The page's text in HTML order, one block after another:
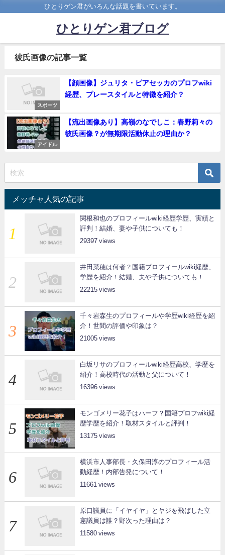
ひとりゲン君がいろんな話題を書いています。
ひとりゲン君ブログ
彼氏画像の記事一覧
スポーツ
【顔画像】ジュリタ・ピアセッカのプロフwiki
経歴、プレースタイルと特徴を紹介？
アイドル
【流出画像あり】高嶺のなでしこ：春野莉々の
彼氏画像？が無期限活動休止の理由か？
メッチャ人気の記事
関根和也のプロフィールwiki経歴学歴、実績と
評判！結婚、妻や子供についても！
29397
井田菜穂は何者？国籍プロフィールwiki経歴、
学歴を紹介！結婚、夫や子供についても！
22215
千々岩森生のプロフィールや学歴wiki経歴を紹
介！世間の評価や印象は？
21005
白坂リサのプロフィールwiki経歴高校、学歴を
紹介！高校時代の活動と父について！
16396
モンゴメリー花子はハーフ？国籍プロフwiki経
歴学歴を紹介！取材スタイルと評判！
13175
横浜市人事部長・久保田淳のプロフィール活
動経歴！内部告発について！
11661
原口議員に「イヤイヤ」とヤジを飛ばした立
憲議員は誰？野次った理由は？
11580